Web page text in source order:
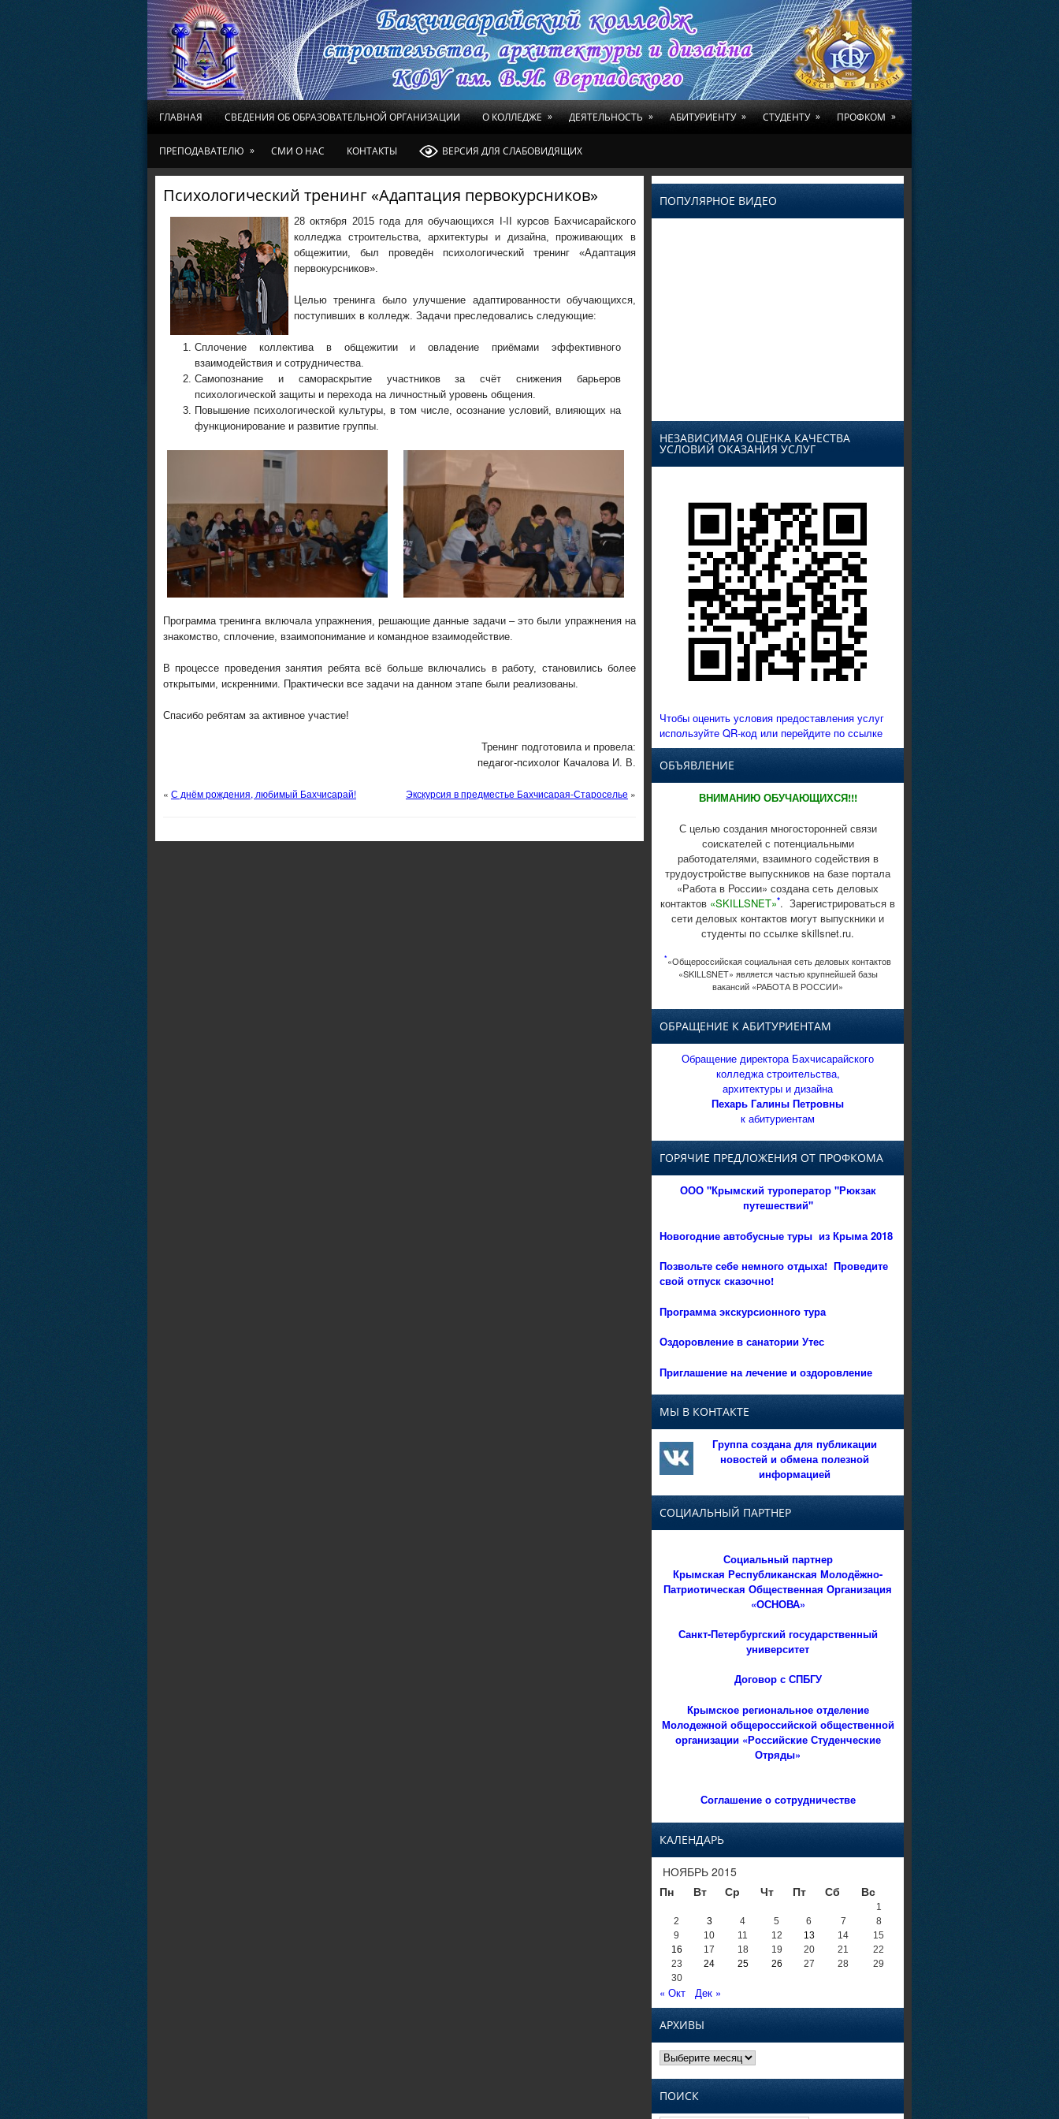
ГЛАВНАЯ СВЕДЕНИЯ ОБ ОБРАЗОВАТЕЛЬНОЙ ОРГАНИЗАЦИИ О КОЛЛЕДЖЕ » ДЕЯТЕЛЬНОСТЬ » АБИТУРИЕНТУ » СТУДЕНТУ » ПРОФКОМ »
ПРЕПОДАВАТЕЛЮ » СМИ О НАС КОНТАКТЫ ВЕРСИЯ ДЛЯ СЛАБОВИДЯЩИХ
Психологический тренинг «Адаптация первокурсников»
28 октября 2015 года для обучающихся I-II курсов Бахчисарайского
колледжа строительства, архитектуры и дизайна, проживающих в
общежитии, был проведён психологический тренинг «Адаптация
первокурсников».
Целью тренинга было улучшение адаптированности обучающихся,
поступивших в колледж. Задачи преследовались следующие:
Сплочение коллектива в общежитии и овладение приёмами эффективного
взаимодействия и сотрудничества.
Самопознание и самораскрытие участников за счёт снижения барьеров
психологической защиты и перехода на личностный уровень общения.
Повышение психологической культуры, в том числе, осознание условий, влияющих на
функционирование и развитие группы.
Программа тренинга включала упражнения, решающие данные задачи – это были упражнения на
знакомство, сплочение, взаимопонимание и командное взаимодействие.
В процессе проведения занятия ребята всё больше включались в работу, становились более
открытыми, искренними. Практически все задачи на данном этапе были реализованы.
Спасибо ребятам за активное участие!
Тренинг подготовила и провела:
педагог-психолог Качалова И. В.
« С днём рождения, любимый Бахчисарай! Экскурсия в предместье Бахчисарая-Староселье »
ПОПУЛЯРНОЕ ВИДЕО
НЕЗАВИСИМАЯ ОЦЕНКА КАЧЕСТВА
УСЛОВИЙ ОКАЗАНИЯ УСЛУГ
Чтобы оценить условия предоставления услуг
используйте QR-код или перейдите по ссылке
ОБЪЯВЛЕНИЕ
ВНИМАНИЮ ОБУЧАЮЩИХСЯ!!!
С целью создания многосторонней связи
соискателей с потенциальными
работодателями, взаимного содействия в
трудоустройстве выпускников на базе портала
«Работа в России» создана сеть деловых
контактов «SKILLSNET»*. Зарегистрироваться в
сети деловых контактов могут выпускники и
студенты по ссылке skillsnet.ru.
*«Общероссийская социальная сеть деловых контактов
«SKILLSNET» является частью крупнейшей базы
вакансий «РАБОТА В РОССИИ»
ОБРАЩЕНИЕ К АБИТУРИЕНТАМ
Обращение директора Бахчисарайского
колледжа строительства,
архитектуры и дизайна
Пехарь Галины Петровны
к абитуриентам
ГОРЯЧИЕ ПРЕДЛОЖЕНИЯ ОТ ПРОФКОМА
ООО "Крымский туроператор "Рюкзак
путешествий"
Новогодние автобусные туры из Крыма 2018
Позвольте себе немного отдыха! Проведите
свой отпуск сказочно!
Программа экскурсионного тура
Оздоровление в санатории Утес
Приглашение на лечение и оздоровление
МЫ В КОНТАКТЕ
Группа создана для публикации
новостей и обмена полезной
информацией
СОЦИАЛЬНЫЙ ПАРТНЕР
Социальный партнер
Крымская Республиканская Молодёжно-
Патриотическая Общественная Организация
«ОСНОВА»
Санкт-Петербургский государственный
университет
Договор с СПБГУ
Крымское региональное отделение
Молодежной общероссийской общественной
организации «Российские Студенческие
Отряды»
Соглашение о сотрудничестве
КАЛЕНДАРЬ
НОЯБРЬ 2015
Пн
Вт Ср Чт Пт Сб Вс
1
2
3 4 5 6 7
8
9
10 11 12 13 14
15
16
17 18 19 20 21
22
23
24 25 26 27 28
29
30
« Окт Дек »
АРХИВЫ
Архивы
ПОИСК